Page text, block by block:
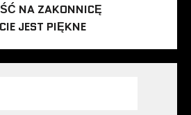
NA ZAKONNICĘ
JEST PIĘKNE